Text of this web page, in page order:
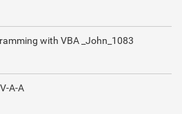
with VBA _John_1083
A-A